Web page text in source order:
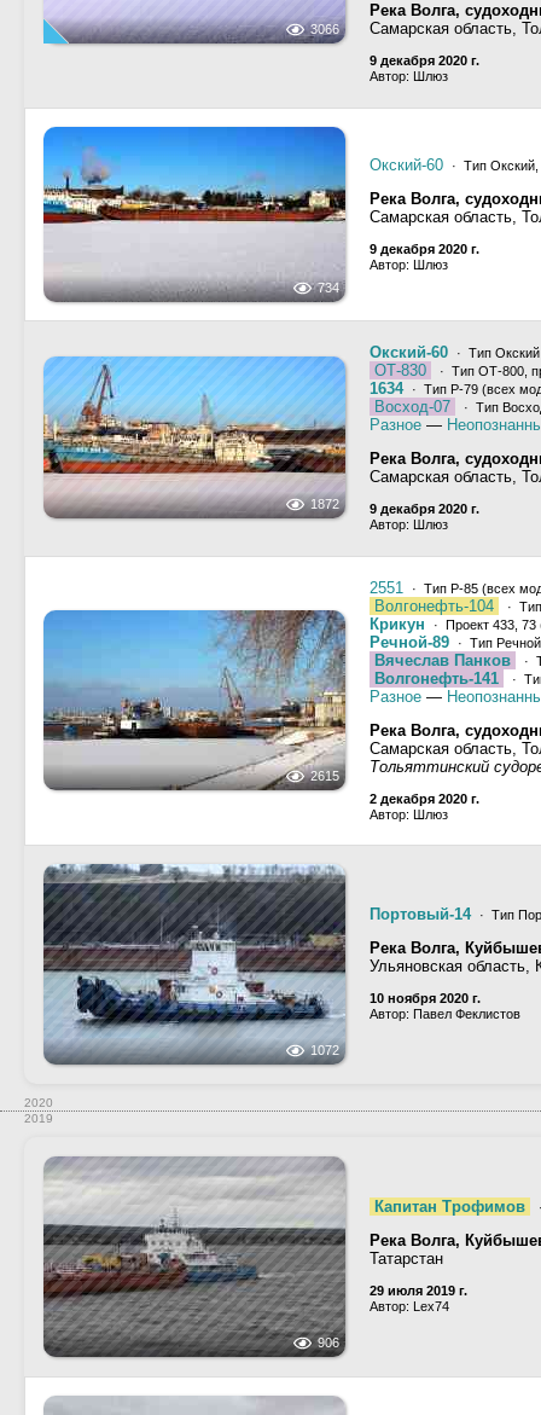
3066
Река Волга,
Самарская область,
9 декабря 2020 г.
Автор: Шлюз
734
Окский-60 · Тип
Река Волга,
Самарская область,
9 декабря 2020 г.
Автор: Шлюз
1872
Окский-60 · Тип
ОТ-830 · Тип ОТ-800,
1634 · Тип Р-79 (всех
Восход-07 · Тип
Разное —
Река Волга,
Самарская область,
9 декабря 2020 г.
Автор: Шлюз
2615
2551 · Тип Р-85 (всех
Волгонефть-104 ·
Крикун · Проект 433,
Речной-89 · Тип
Вячеслав Панков ·
Волгонефть-141 ·
Разное —
Река Волга,
Самарская область,
Тольяттинский
2 декабря 2020 г.
Автор: Шлюз
1072
Портовый-14 · Тип
Река Волга,
Ульяновская область,
10 ноября 2020 г.
Автор: Павел Феклистов
2020
2019
906
Капитан Трофимов
Река Волга,
Татарстан
29 июля 2019 г.
Автор: Lex74